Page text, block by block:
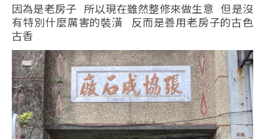
因為是老房子 所以現在雖然整修來做生意 但是沒
有特別什麼厲害的裝潢 反而是善用老房子的古色
古香